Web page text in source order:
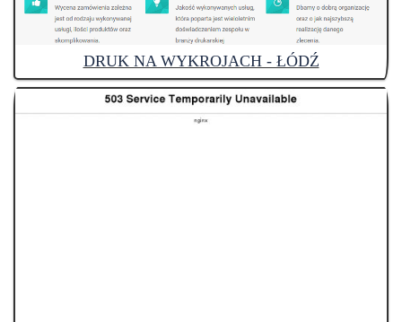
DRUK NA WYKROJACH - ŁÓDŹ